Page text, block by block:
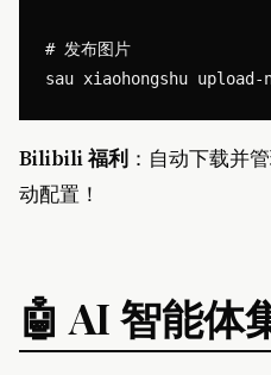
# 发布图片
Bilibili 福利 ：自动下载并
动配置！
🤖 AI 智能体